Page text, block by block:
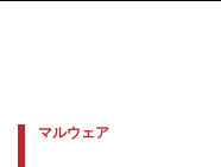
マルウェア